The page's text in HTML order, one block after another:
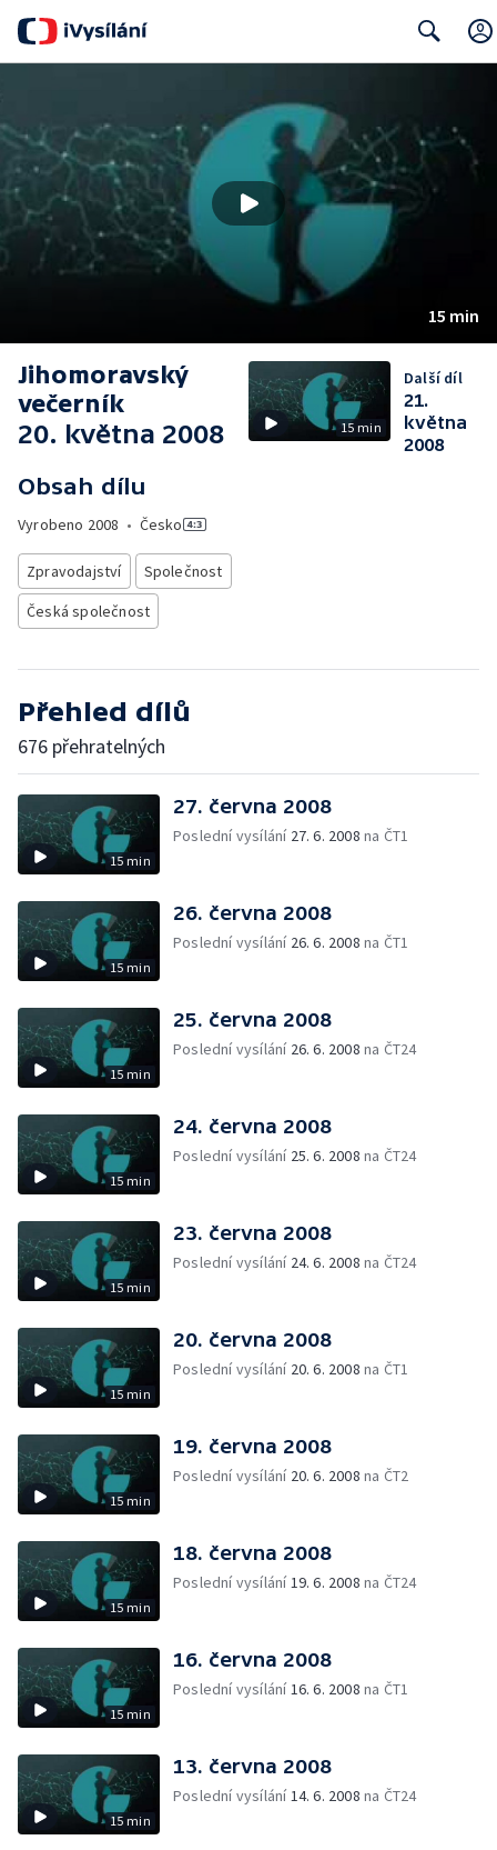
15 min
Jihomoravský
večerník
20. května 2008
Obsah dílu
Vyrobeno 2008 • Česko
Zpravodajství
Společnost
Česká společnost
15 min
Další díl
21.
května
2008
Přehled dílů
676 přehratelných
15 min
27. června 2008
Poslední vysílání 27. 6. 2008 na ČT1
15 min
26. června 2008
Poslední vysílání 26. 6. 2008 na ČT1
15 min
25. června 2008
Poslední vysílání 26. 6. 2008 na ČT24
15 min
24. června 2008
Poslední vysílání 25. 6. 2008 na ČT24
15 min
23. června 2008
Poslední vysílání 24. 6. 2008 na ČT24
15 min
20. června 2008
Poslední vysílání 20. 6. 2008 na ČT1
15 min
19. června 2008
Poslední vysílání 20. 6. 2008 na ČT2
15 min
18. června 2008
Poslední vysílání19. 6. 2008 na ČT24
15 min
16. června 2008
Poslední vysílání16. 6. 2008 na ČT1
15 min
13. června 2008
Poslední vysílání14. 6. 2008 na ČT24